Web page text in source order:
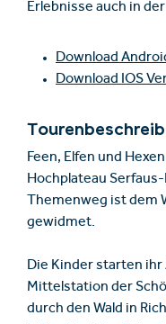
Erlebnisse auch in
Download
Download IOS
Feen, Elfen und
Hochplateau
Themenweg ist dem
gewidmet.
Die Kinder starten ihr
Mittelstation der
durch den Wald in